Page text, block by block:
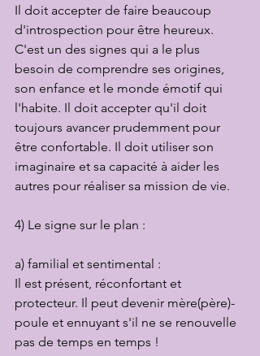
Il doit accepter de faire beaucoup
d'introspection pour être heureux.
C'est un des signes qui a le plus
besoin de comprendre ses origines,
son enfance et le monde émotif qui
l'habite. Il doit accepter qu'il doit
toujours avancer prudemment pour
être confortable. Il doit utiliser son
imaginaire et sa capacité à aider les
autres pour réaliser sa mission de vie.
4) Le signe sur le plan :
a) familial et sentimental :
Il est présent, réconfortant et
protecteur. Il peut devenir mère(père)-
poule et ennuyant s'il ne se renouvelle
pas de temps en temps !